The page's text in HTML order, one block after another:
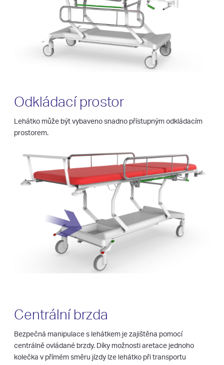
Odkládací prostor
Lehátko může být vybaveno snadno přístupným odkládacím
prostorem.
Centrální brzda
Bezpečná manipulace s lehátkem je zajištěna pomocí
centrálně ovládané brzdy. Díky možnosti aretace jednoho
kolečka v přímém směru jízdy lze lehátko při transportu